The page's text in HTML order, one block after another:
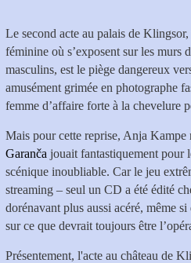
Le second acte au palais de
féminine où s’exposent sur les murs
masculins, est le piège dangereux
amusément grimée en photographe
femme d’affaire forte à la chevelure
Mais pour cette reprise, Anja Kampe
Garanča jouait fantastiquement pour
scénique inoubliable. Car le jeu
streaming – seul un CD a été édité
dorénavant plus aussi acéré, même si
sur ce que devrait toujours être
Présentement, l'acte au château de